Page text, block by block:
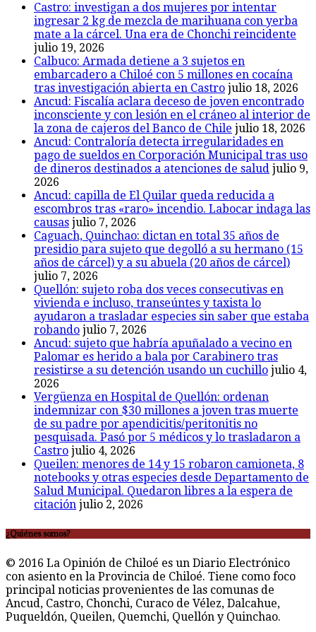
Castro: investigan a dos mujeres por intentar
ingresar 2 kg de mezcla de marihuana con yerba
mate a la cárcel. Una era de Chonchi reincidente
julio 19, 2026
Calbuco: Armada detiene a 3 sujetos en
embarcadero a Chiloé con 5 millones en cocaína
tras investigación abierta en Castro julio 18, 2026
Ancud: Fiscalía aclara deceso de joven encontrado
inconsciente y con lesión en el cráneo al interior de
la zona de cajeros del Banco de Chile julio 18, 2026
Ancud: Contraloría detecta irregularidades en
pago de sueldos en Corporación Municipal tras uso
de dineros destinados a atenciones de salud julio 9,
2026
Ancud: capilla de El Quilar queda reducida a
escombros tras «raro» incendio. Labocar indaga las
causas julio 7, 2026
Caguach, Quinchao: dictan en total 35 años de
presidio para sujeto que degolló a su hermano (15
años de cárcel) y a su abuela (20 años de cárcel)
julio 7, 2026
Quellón: sujeto roba dos veces consecutivas en
vivienda e incluso, transeúntes y taxista lo
ayudaron a trasladar especies sin saber que estaba
robando julio 7, 2026
Ancud: sujeto que habría apuñalado a vecino en
Palomar es herido a bala por Carabinero tras
resistirse a su detención usando un cuchillo julio 4,
2026
Vergüenza en Hospital de Quellón: ordenan
indemnizar con $30 millones a joven tras muerte
de su padre por apendicitis/peritonitis no
pesquisada. Pasó por 5 médicos y lo trasladaron a
Castro julio 4, 2026
Queilen: menores de 14 y 15 robaron camioneta, 8
notebooks y otras especies desde Departamento de
Salud Municipal. Quedaron libres a la espera de
citación julio 2, 2026
¿Quiénes somos?
© 2016 La Opinión de Chiloé es un Diario Electrónico
con asiento en la Provincia de Chiloé. Tiene como foco
principal noticias provenientes de las comunas de
Ancud, Castro, Chonchi, Curaco de Vélez, Dalcahue,
Puqueldón, Queilen, Quemchi, Quellón y Quinchao.